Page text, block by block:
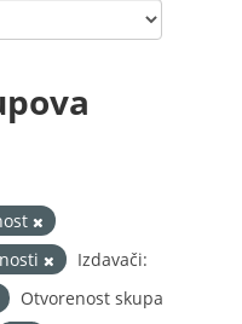
Izdavači:
Otvorenost skupa